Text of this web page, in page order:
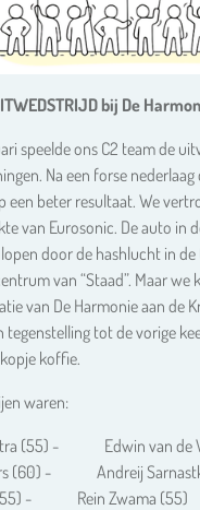
bij De
speelde ons C2 team de
Na een forse
een beter resultaat. We
van Eurosonic. De auto in
door de hashlucht in
van “Staad”. Maar we
van De Harmonie aan de
tegenstelling tot de vorige
koffie.
waren:
(55) - Edwin van de
(60) - Andreij
(55) - Rein Zwama (55)